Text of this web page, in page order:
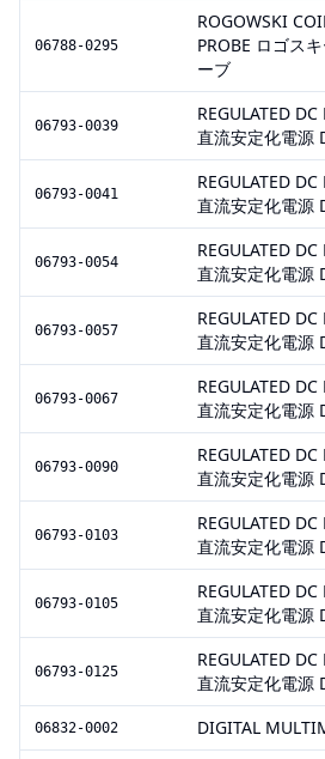
06788-0295
ROGOWSKI
PROBE ロゴス
ーブ
06793-0039
REGULATED DC
直流安定化電源
06793-0041
REGULATED DC
直流安定化電源
06793-0054
REGULATED DC
直流安定化電源
06793-0057
REGULATED DC
直流安定化電源
06793-0067
REGULATED DC
直流安定化電源
06793-0090
REGULATED DC
直流安定化電源
06793-0103
REGULATED DC
直流安定化電源
06793-0105
REGULATED DC
直流安定化電源
06793-0125
REGULATED DC
直流安定化電源
06832-0002 DIGITAL